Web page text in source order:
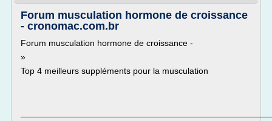
Forum musculation hormone de croissance
- cronomac.com.br
Forum musculation hormone de croissance -
»
Top 4 meilleurs suppléments pour la musculation